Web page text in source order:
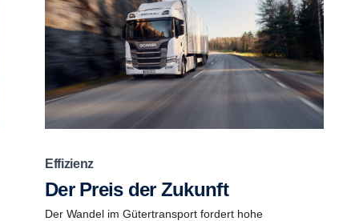
Effizienz
Der Preis der Zukunft
Der Wandel im Gütertransport fordert hohe